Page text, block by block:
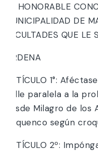
EL HONORABLE
MUNICIPALIDAD DE
FACULTADES QUE LE
ORDENA
ARTÍCULO 1°:
calle paralela a la
desde Milagro de
Pequenco según
ARTÍCULO 2º: